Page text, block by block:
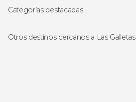
Categorías destacadas
Otros destinos cercanos a Las Galletas